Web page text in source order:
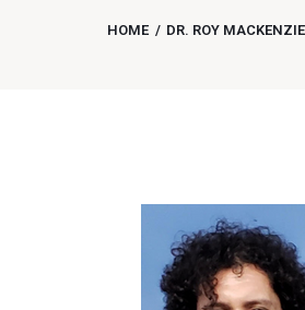
HOME DR. ROY
COMUNICACIONES
CONTACTO